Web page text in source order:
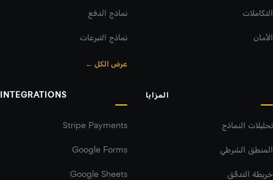
التكاملات
الأمان
نماذج الدفع
نماذج التبرعات
عرض الكل ←
المزايا
تحليلات النماذج
المنطق الشرطي
خريطة التدفّق
INTEGRATIONS
Stripe Payments
Google Forms
Google Sheets